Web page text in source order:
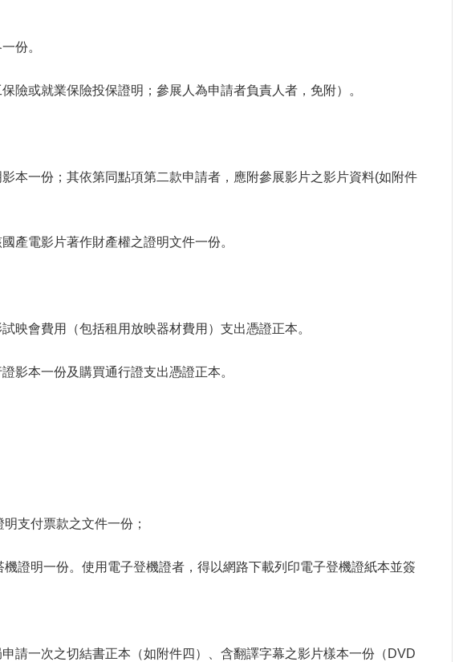
份。
險或就業保險投保證明；參展人為申請者負責人者，免附）。
本一份；其依第同點項第二款申請者，應附參展影片之影片資料(如附件
產電影片著作財產權之證明文件一份。
映會費用（包括租用放映器材費用）支出憑證正本。
影本一份及購買通行證支出憑證正本。
支付票款之文件一份；
證明一份。使用電子登機證者，得以網路下載列印電子登機證紙本並簽
請一次之切結書正本（如附件四）、含翻譯字幕之影片樣本一份（DVD